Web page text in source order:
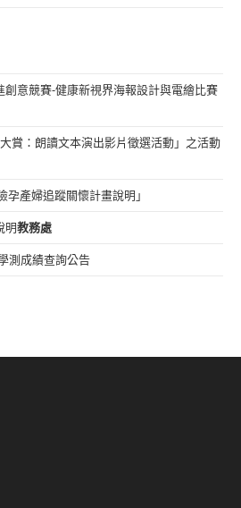
創意競賽-健康新視界海報設計與電繪比賽
賞：朗讀文本演出影片徵選活動」之活動
產婦追蹤關懷計畫說明」
明教務處
測成績查詢公告